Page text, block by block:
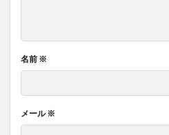
名前 ※
メール※